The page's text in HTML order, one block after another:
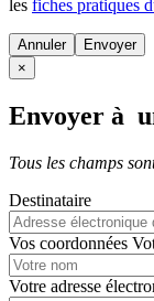
les fiches pratiques
Annuler
×
Envoyer à
Tous les champs
Destinataire
Vos coordonnées
Votre adresse